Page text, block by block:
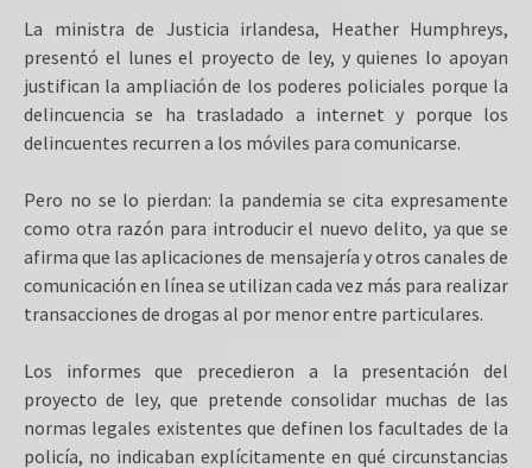
La ministra de Justicia irlandesa, Heather Humphreys,
presentó el lunes el proyecto de ley, y quienes lo apoyan
justifican la ampliación de los poderes policiales porque la
delincuencia se ha trasladado a internet y porque los
delincuentes recurren a los móviles para comunicarse.
Pero no se lo pierdan: la pandemia se cita expresamente
como otra razón para introducir el nuevo delito, ya que se
afirma que las aplicaciones de mensajería y otros canales de
comunicación en línea se utilizan cada vez más para realizar
transacciones de drogas al por menor entre particulares.
Los informes que precedieron a la presentación del
proyecto de ley, que pretende consolidar muchas de las
normas legales existentes que definen los facultades de la
policía, no indicaban explícitamente en qué circunstancias